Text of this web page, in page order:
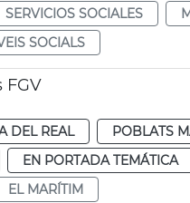
SERVICIOS SOCIALES
SOCIALS
FGV
DEL REAL
POBLATS
EN PORTADA TEMÁTICA
EL MARÍTIM